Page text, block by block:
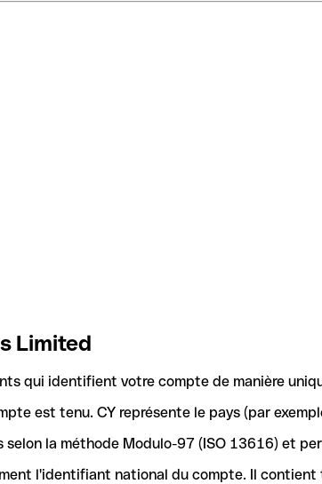
Limited
qui identifient votre compte de manière
est tenu. CY représente le pays (par
la méthode Modulo-97 (ISO 13616) et
l'identifiant national du compte. Il